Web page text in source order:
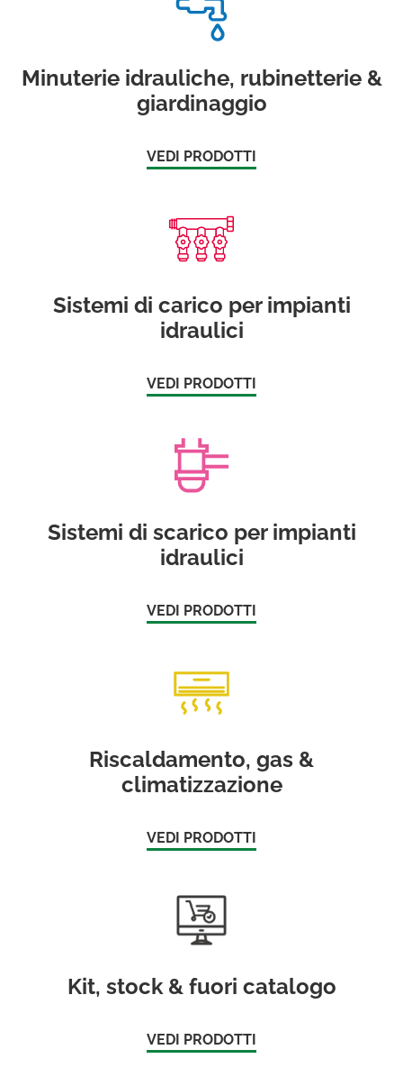
Minuterie idrauliche, rubinetterie &
giardinaggio
VEDI PRODOTTI
Sistemi di carico per impianti
idraulici
VEDI PRODOTTI
Sistemi di scarico per impianti
idraulici
VEDI PRODOTTI
Riscaldamento, gas &
climatizzazione
VEDI PRODOTTI
Kit, stock & fuori catalogo
VEDI PRODOTTI